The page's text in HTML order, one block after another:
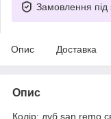
Замовлення під
Опис Доставка
Опис
Колір: дуб san remo